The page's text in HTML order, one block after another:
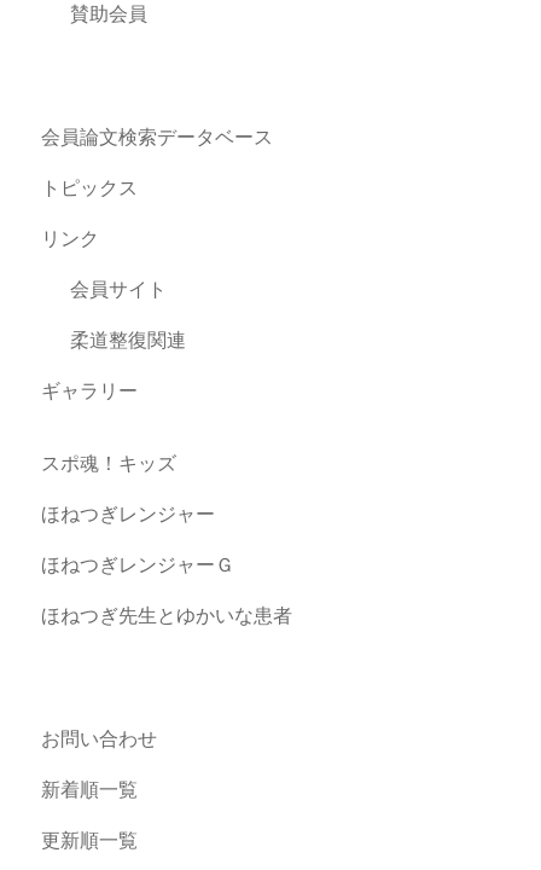
賛助会員
会員論文検索データベース
トピックス
リンク
会員サイト
柔道整復関連
ギャラリー
スポ魂！キッズ
ほねつぎレンジャー
ほねつぎレンジャーＧ
ほねつぎ先生とゆかいな患者
お問い合わせ
新着順一覧
更新順一覧